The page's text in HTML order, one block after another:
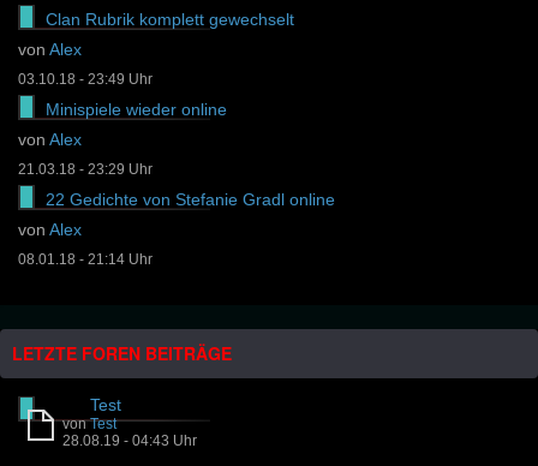
Clan Rubrik komplett gewechselt
von Alex
03.10.18 - 23:49 Uhr
Minispiele wieder online
von Alex
21.03.18 - 23:29 Uhr
22 Gedichte von Stefanie Gradl online
von Alex
08.01.18 - 21:14 Uhr
LETZTE FOREN BEITRÄGE
Test
vonTest
28.08.19 - 04:43 Uhr